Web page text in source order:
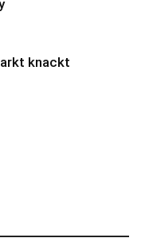
knackt